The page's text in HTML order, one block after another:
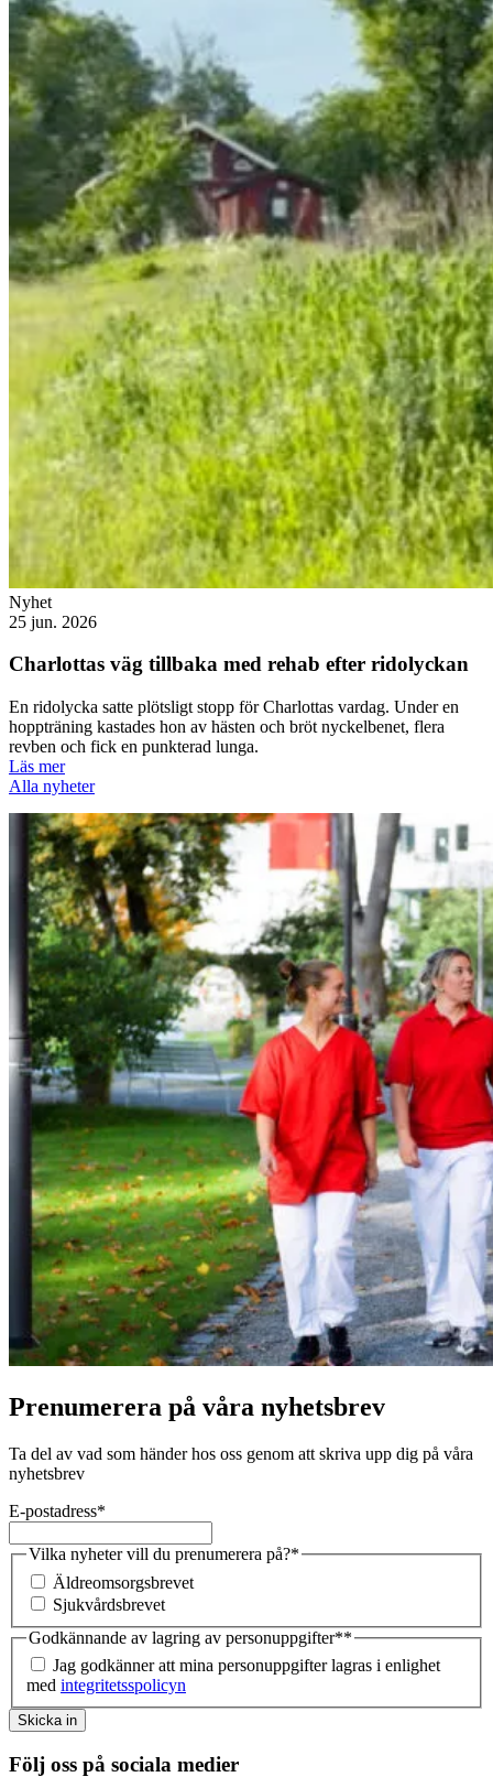
Nyhet
25 jun. 2026
Charlottas väg tillbaka med rehab efter ridolyckan
En ridolycka satte plötsligt stopp för Charlottas vardag. Under en
hoppträning kastades hon av hästen och bröt nyckelbenet, flera
revben och fick en punkterad lunga.
Läs mer
Alla nyheter
Prenumerera på våra nyhetsbrev
Ta del av vad som händer hos oss genom att skriva upp dig på våra
nyhetsbrev
E-postadress*
Vilka nyheter vill du prenumerera på?*
Äldreomsorgsbrevet
Sjukvårdsbrevet
Godkännande av lagring av personuppgifter**
Jag godkänner att mina personuppgifter lagras i enlighet
med integritetsspolicyn
Skicka in
Följ oss på sociala medier